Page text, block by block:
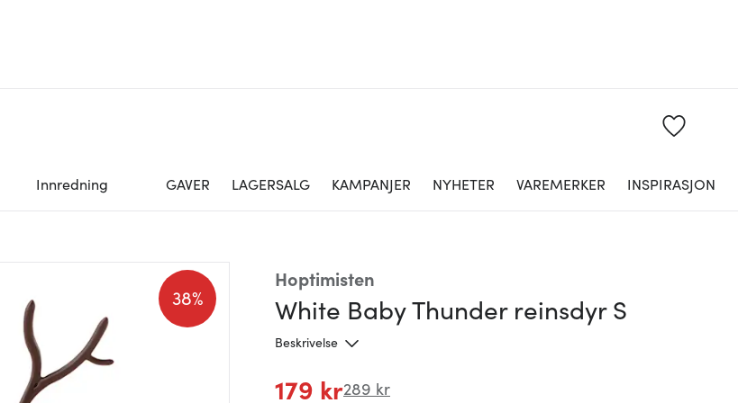
Innredning GAVER LAGERSALG KAMPANJER NYHETER VAREMERKER INSPIRASJON
Hoptimisten
White Baby Thunder reinsdyr S
Beskrivelse
38%
179 kr289 kr